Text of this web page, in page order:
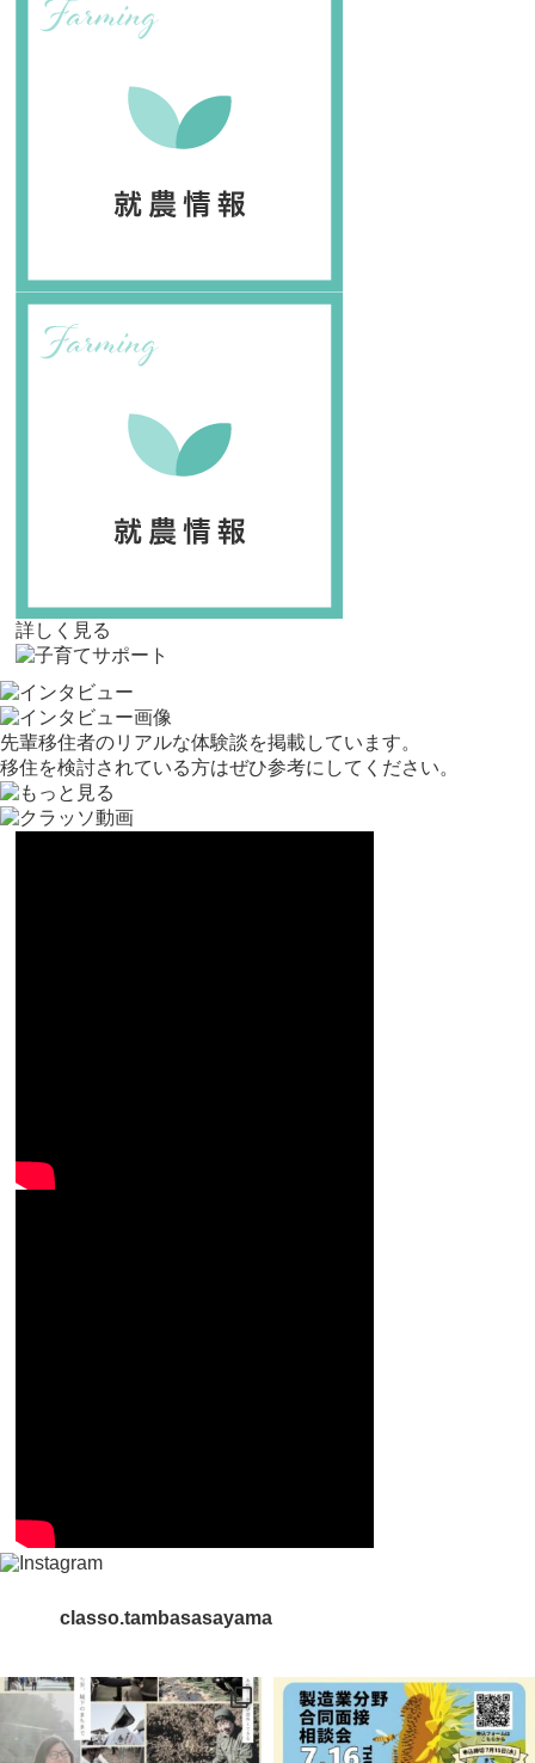
詳しく見る
先輩移住者のリアルな体験談を掲載しています。
移住を検討されている方はぜひ参考にしてください。
classo.tambasasayama